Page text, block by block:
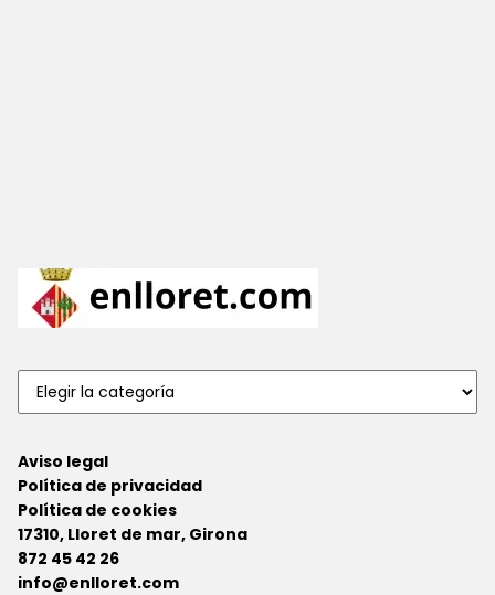
Aviso legal
Política de privacidad
Política de cookies
17310, Lloret de mar, Girona
872 45 42 26
info@enlloret.com